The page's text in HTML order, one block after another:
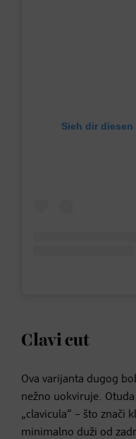
Sieh dir
Clavi cut
Ova varijanta dugog
nežno uokviruje.
„clavicula“ – što znači
minimalno duži od